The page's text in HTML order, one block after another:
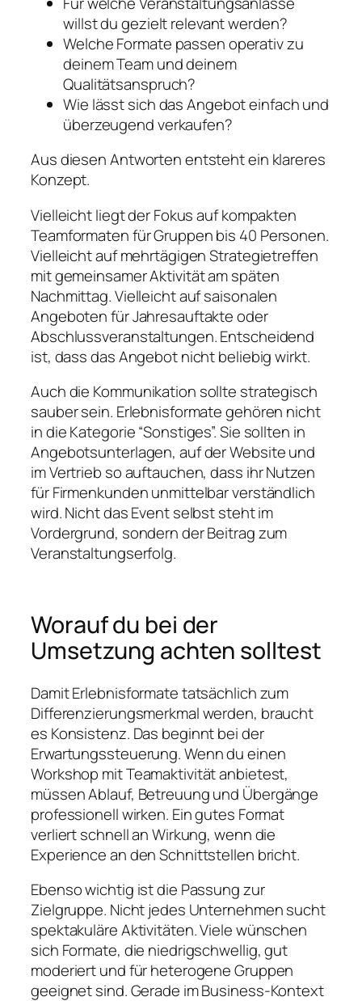
willst du gezielt relevant werden?
Welche Formate passen operativ zu
deinem Team und deinem
Qualitätsanspruch?
Wie lässt sich das Angebot einfach und
überzeugend verkaufen?
Aus diesen Antworten entsteht ein klareres
Konzept.
Vielleicht liegt der Fokus auf kompakten
Teamformaten für Gruppen bis 40 Personen.
Vielleicht auf mehrtägigen Strategietreffen
mit gemeinsamer Aktivität am späten
Nachmittag. Vielleicht auf saisonalen
Angeboten für Jahresauftakte oder
Abschlussveranstaltungen. Entscheidend
ist, dass das Angebot nicht beliebig wirkt.
Auch die Kommunikation sollte strategisch
sauber sein. Erlebnisformate gehören nicht
in die Kategorie “Sonstiges”. Sie sollten in
Angebotsunterlagen, auf der Website und
im Vertrieb so auftauchen, dass ihr Nutzen
für Firmenkunden unmittelbar verständlich
wird. Nicht das Event selbst steht im
Vordergrund, sondern der Beitrag zum
Veranstaltungserfolg.
Worauf du bei der
Umsetzung achten solltest
Damit Erlebnisformate tatsächlich zum
Differenzierungsmerkmal werden, braucht
es Konsistenz. Das beginnt bei der
Erwartungssteuerung. Wenn du einen
Workshop mit Teamaktivität anbietest,
müssen Ablauf, Betreuung und Übergänge
professionell wirken. Ein gutes Format
verliert schnell an Wirkung, wenn die
Experience an den Schnittstellen bricht.
Ebenso wichtig ist die Passung zur
Zielgruppe. Nicht jedes Unternehmen sucht
spektakuläre Aktivitäten. Viele wünschen
sich Formate, die niedrigschwellig, gut
moderiert und für heterogene Gruppen
geeignet sind. Gerade im Business-Kontext